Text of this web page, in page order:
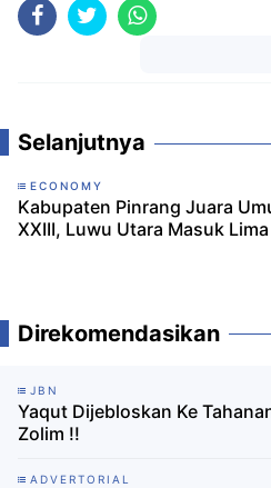
Selanjutnya
ECONOMY
Kabupaten Pinrang Juara
XXIII, Luwu Utara Masuk
Direkomendasikan
JBN
Yaqut Dijebloskan Ke
Zolim !!
ADVERTORIAL